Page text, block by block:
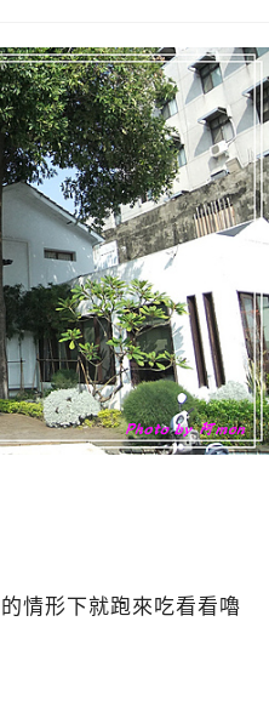
情形下就跑來吃看看嚕